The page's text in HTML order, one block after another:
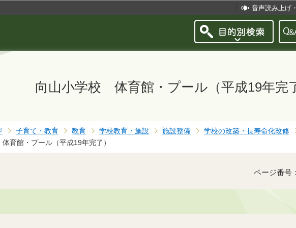
音声読み上げ
向山小学校 体育館・プール（平成19年完
子育て・教育 教育 学校教育・施設 施設整備
学校の改築・長寿命化改修
育館・プール（平成19年完了）
ページ番号